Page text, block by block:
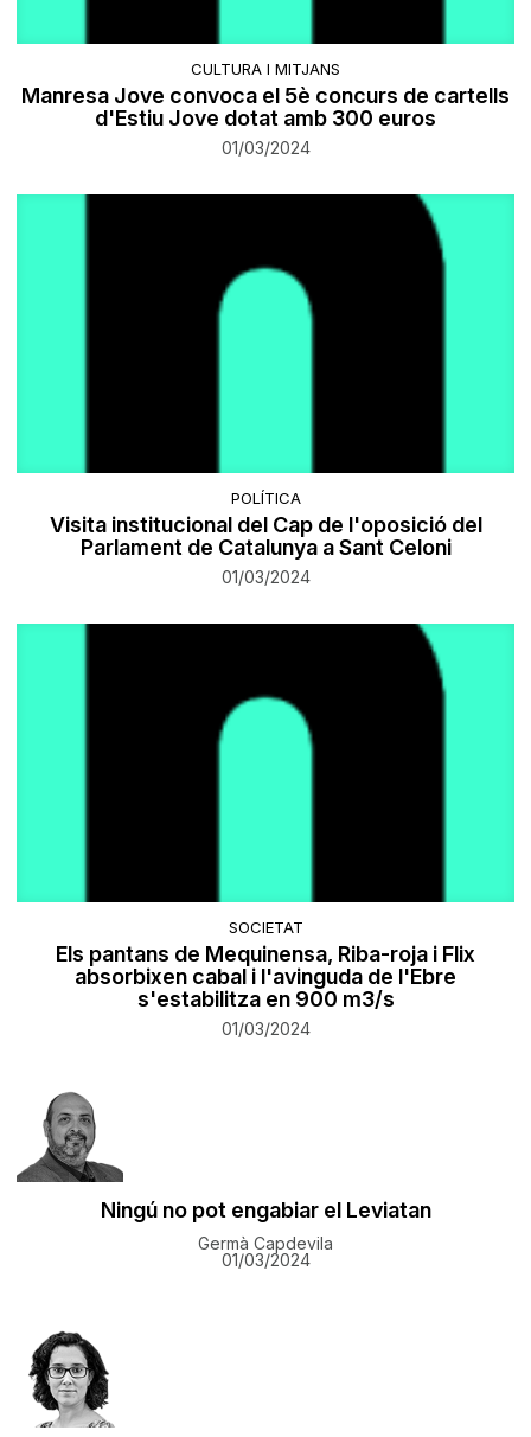
CULTURA I MITJANS
Manresa Jove convoca el 5è concurs de cartells
d'Estiu Jove dotat amb 300 euros
01/03/2024
POLÍTICA
Visita institucional del Cap de l'oposició del
Parlament de Catalunya a Sant Celoni
01/03/2024
SOCIETAT
Els pantans de Mequinensa, Riba-roja i Flix
absorbixen cabal i l'avinguda de l'Ebre
s'estabilitza en 900 m3/s
01/03/2024
Ningú no pot engabiar el Leviatan
Germà Capdevila
01/03/2024